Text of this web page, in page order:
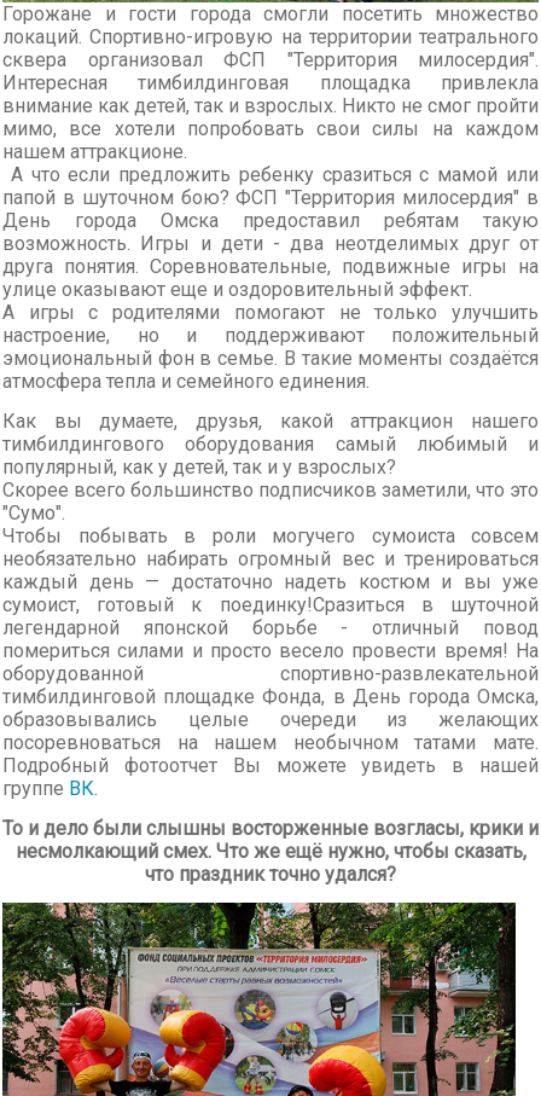
Горожане и гости города смогли посетить множество
локаций. Спортивно-игровую на территории театрального
сквера организовал ФСП "Территория милосердия".
Интересная тимбилдинговая площадка привлекла
внимание как детей, так и взрослых. Никто не смог пройти
мимо, все хотели попробовать свои силы на каждом
нашем аттракционе.
А что если предложить ребенку сразиться с мамой или
папой в шуточном бою? ФСП "Территория милосердия" в
День города Омска предоставил ребятам такую
возможность. Игры и дети - два неотделимых друг от
друга понятия. Соревновательные, подвижные игры на
улице оказывают еще и оздоровительный эффект.
А игры с родителями помогают не только улучшить
настроение, но и поддерживают положительный
эмоциональный фон в семье. В такие моменты создаётся
атмосфера тепла и семейного единения.
Как вы думаете, друзья, какой аттракцион нашего
тимбилдингового оборудования самый любимый и
популярный, как у детей, так и у взрослых?
Скорее всего большинство подписчиков заметили, что это
"Сумо".
Чтобы побывать в роли могучего сумоиста совсем
необязательно набирать огромный вес и тренироваться
каждый день — достаточно надеть костюм и вы уже
сумоист, готовый к поединку!Сразиться в шуточной
легендарной японской борьбе - отличный повод
помериться силами и просто весело провести время! На
оборудованной спортивно-развлекательной
тимбилдинговой площадке Фонда, в День города Омска,
образовывались целые очереди из желающих
посоревноваться на нашем необычном татами мате.
Подробный фотоотчет Вы можете увидеть в нашей
группе ВК.
То и дело были слышны восторженные возгласы, крики и
несмолкающий смех. Что же ещё нужно, чтобы сказать,
что праздник точно удался?